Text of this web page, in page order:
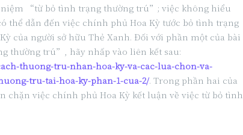
“từ bỏ tình trạng thường trú”; việc không hiểu
thể dẫn đến việc chính phủ Hoa Kỳ tước bỏ tình trạng
của người sở hữu Thẻ Xanh. Đối với phần một của bài
thường trú”, hãy nhấp vào liên kết sau:
thuong-tru-nhan-hoa-ky-va-cac-lua-chon-va-
tru-tai-hoa-ky-phan-1-cua-2/. Trong phần hai của
chặn việc chính phủ Hoa Kỳ kết luận về việc từ bỏ tình